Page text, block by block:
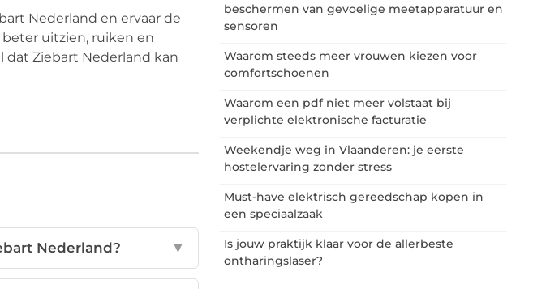
Nederland en ervaar de
uitzien, ruiken en
dat Ziebart Nederland kan
Nederland? ▼
beschermen van gevoelige meetapparatuur en
sensoren
Waarom steeds meer vrouwen kiezen voor
comfortschoenen
Waarom een pdf niet meer volstaat bij
verplichte elektronische facturatie
Weekendje weg in Vlaanderen: je eerste
hostelervaring zonder stress
Must-have elektrisch gereedschap kopen in
een speciaalzaak
Is jouw praktijk klaar voor de allerbeste
ontharingslaser?